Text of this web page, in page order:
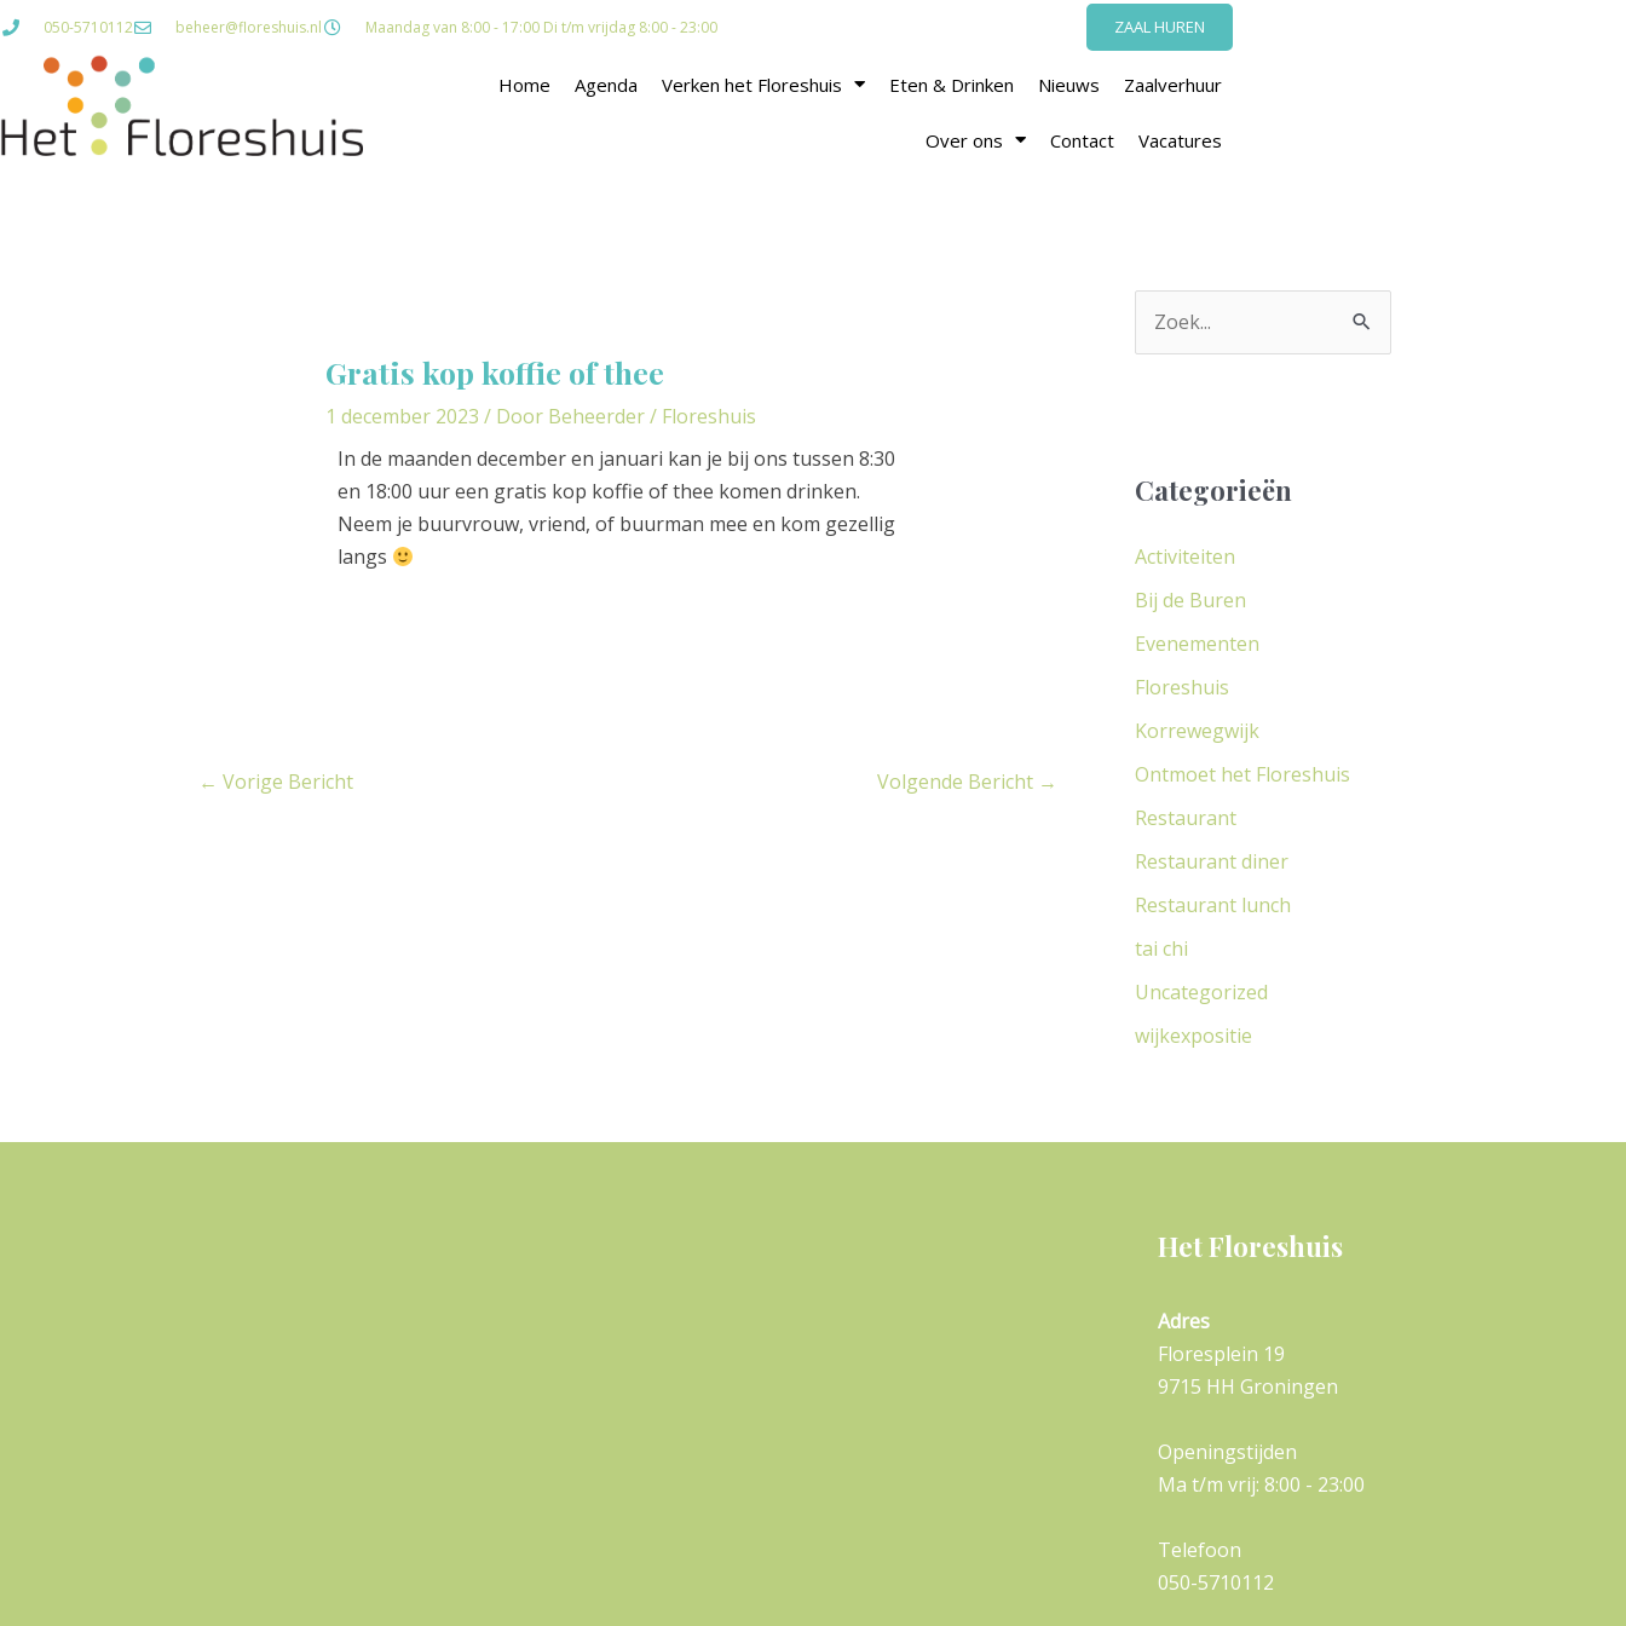
Ga
inhoud
050-5710112 beheer@floreshuis.nl Maandag van 8:00 - 17:00 Di t/m vrijdag 8:00 - 23:00 ZAAL HUREN
Home Agenda Verken het Floreshuis Eten & Drinken Nieuws Zaalverhuur
Over ons Contact Vacatures
Gratis kop koffie of thee
1 december 2023 / Door Beheerder/ Floreshuis
In de maanden december en januari kan je bij ons tussen 8:30
en 18:00 uur een gratis kop koffie of thee komen drinken.
Neem je buurvrouw, vriend, of buurman mee en kom gezellig
langs
← Vorige Bericht Volgende Bericht →
n
a
r
:
Categorieën
Activiteiten
Bij de Buren
Evenementen
Floreshuis
Korrewegwijk
Ontmoet het Floreshuis
Restaurant
Restaurant diner
Restaurant lunch
tai chi
Uncategorized
wijkexpositie
Het Floreshuis
Adres
Floresplein 19
9715 HH Groningen
Openingstijden
Ma t/m vrij: 8:00 - 23:00
Telefoon
050-5710112